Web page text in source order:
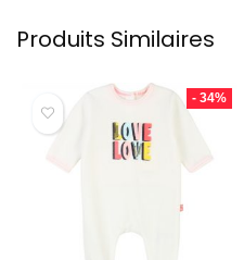
Produits Similaires
- 34%